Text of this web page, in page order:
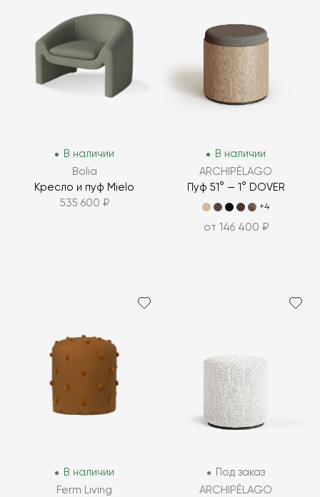
В наличии
Bolia
Кресло и пуф Mielo
535 600 ₽
В наличии
ARCHIPÉLAGO
Пуф 51° — 1° DOVER
+4
от 146 400 ₽
В наличии
Ferm Living
Под заказ
ARCHIPÉLAGO